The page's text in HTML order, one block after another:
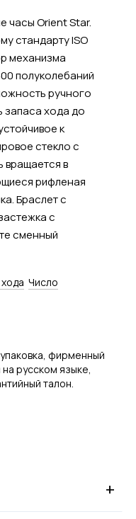
часы Orient Star.
стандарту ISO
механизма
полуколебаний
ручного
запаса хода до
к
стекло c
вращается в
рифленая
Браслет с
с
сменный
Число
фирменный
русском языке,
талон.
+